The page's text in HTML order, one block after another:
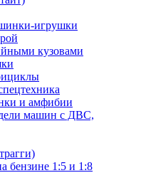
игрушки
кузовами
и амфибии
машин с ДВС,
бензине 1:5 и 1:8